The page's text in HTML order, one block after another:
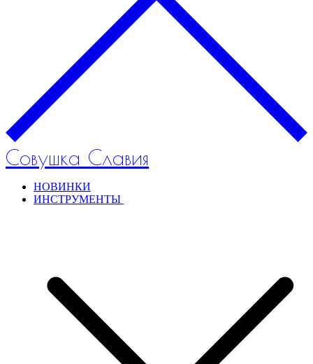
Совушка Славия
НОВИНКИ
ИНСТРУМЕНТЫ